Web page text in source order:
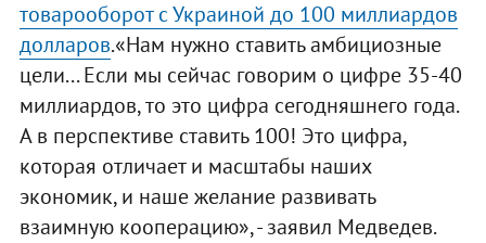
товарооборот с Украиной до 100 миллиардов
долларов.«Нам нужно ставить амбициозные
цели... Если мы сейчас говорим о цифре 35-40
миллиардов, то это цифра сегодняшнего года.
А в перспективе ставить 100! Это цифра,
которая отличает и масштабы наших
экономик, и наше желание развивать
взаимную кооперацию», - заявил Медведев.